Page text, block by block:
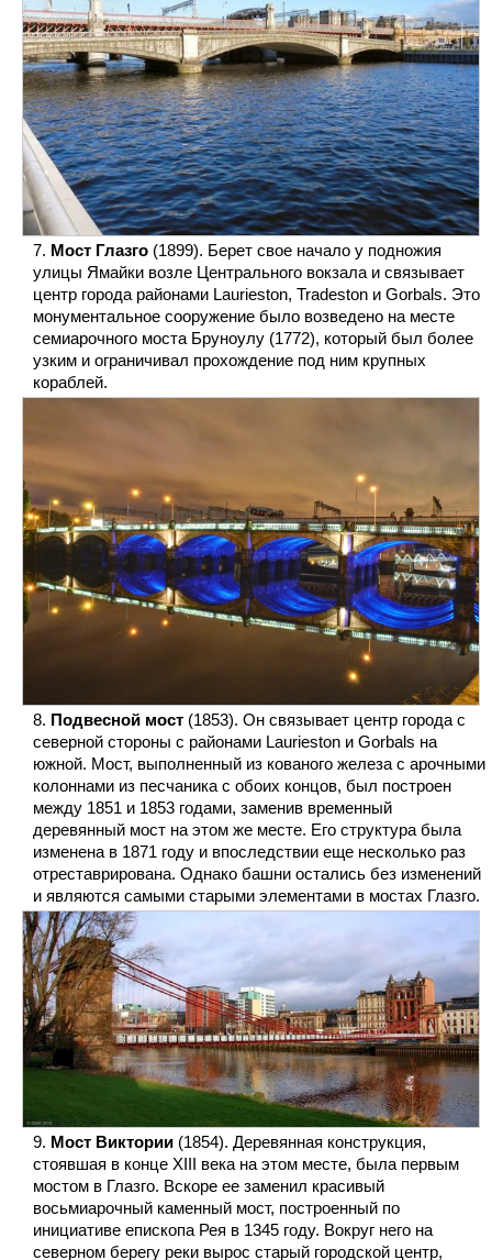
Мост Глазго (1899). Берет свое начало у подножия
улицы Ямайки возле Центрального вокзала и связывает
центр города районами Laurieston, Tradeston и Gorbals. Это
монументальное сооружение было возведено на месте
семиарочного моста Бруноулу (1772), который был более
узким и ограничивал прохождение под ним крупных
кораблей.
Подвесной мост (1853). Он связывает центр города с
северной стороны с районами Laurieston и Gorbals на
южной. Мост, выполненный из кованого железа с арочными
колоннами из песчаника с обоих концов, был построен
между 1851 и 1853 годами, заменив временный
деревянный мост на этом же месте. Его структура была
изменена в 1871 году и впоследствии еще несколько раз
отреставрирована. Однако башни остались без изменений
и являются самыми старыми элементами в мостах Глазго.
Мост Виктории (1854). Деревянная конструкция,
стоявшая в конце XIII века на этом месте, была первым
мостом в Глазго. Вскоре ее заменил красивый
восьмиарочный каменный мост, построенный по
инициативе епископа Рея в 1345 году. Вокруг него на
северном берегу реки вырос старый городской центр,